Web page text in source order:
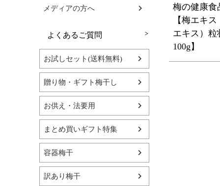
メディアの方へ
よくあるご質問
お試しセット(送料無料)
贈り物・ギフト梅干し
お供え・法要用
まとめ買いギフト特集
容器梅干
訳あり梅干
梅の健康
【梅エキ
エキス）粒
100g】